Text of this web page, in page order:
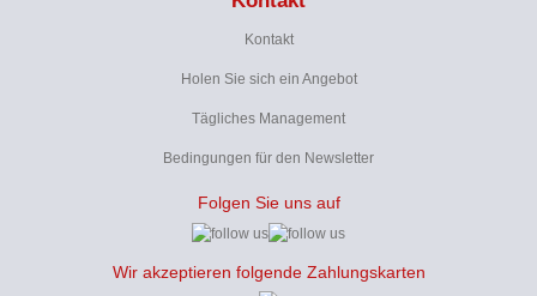
Kontakt
Holen Sie sich ein Angebot
Tägliches Management
Bedingungen für den Newsletter
Folgen Sie uns auf
Wir akzeptieren folgende Zahlungskarten